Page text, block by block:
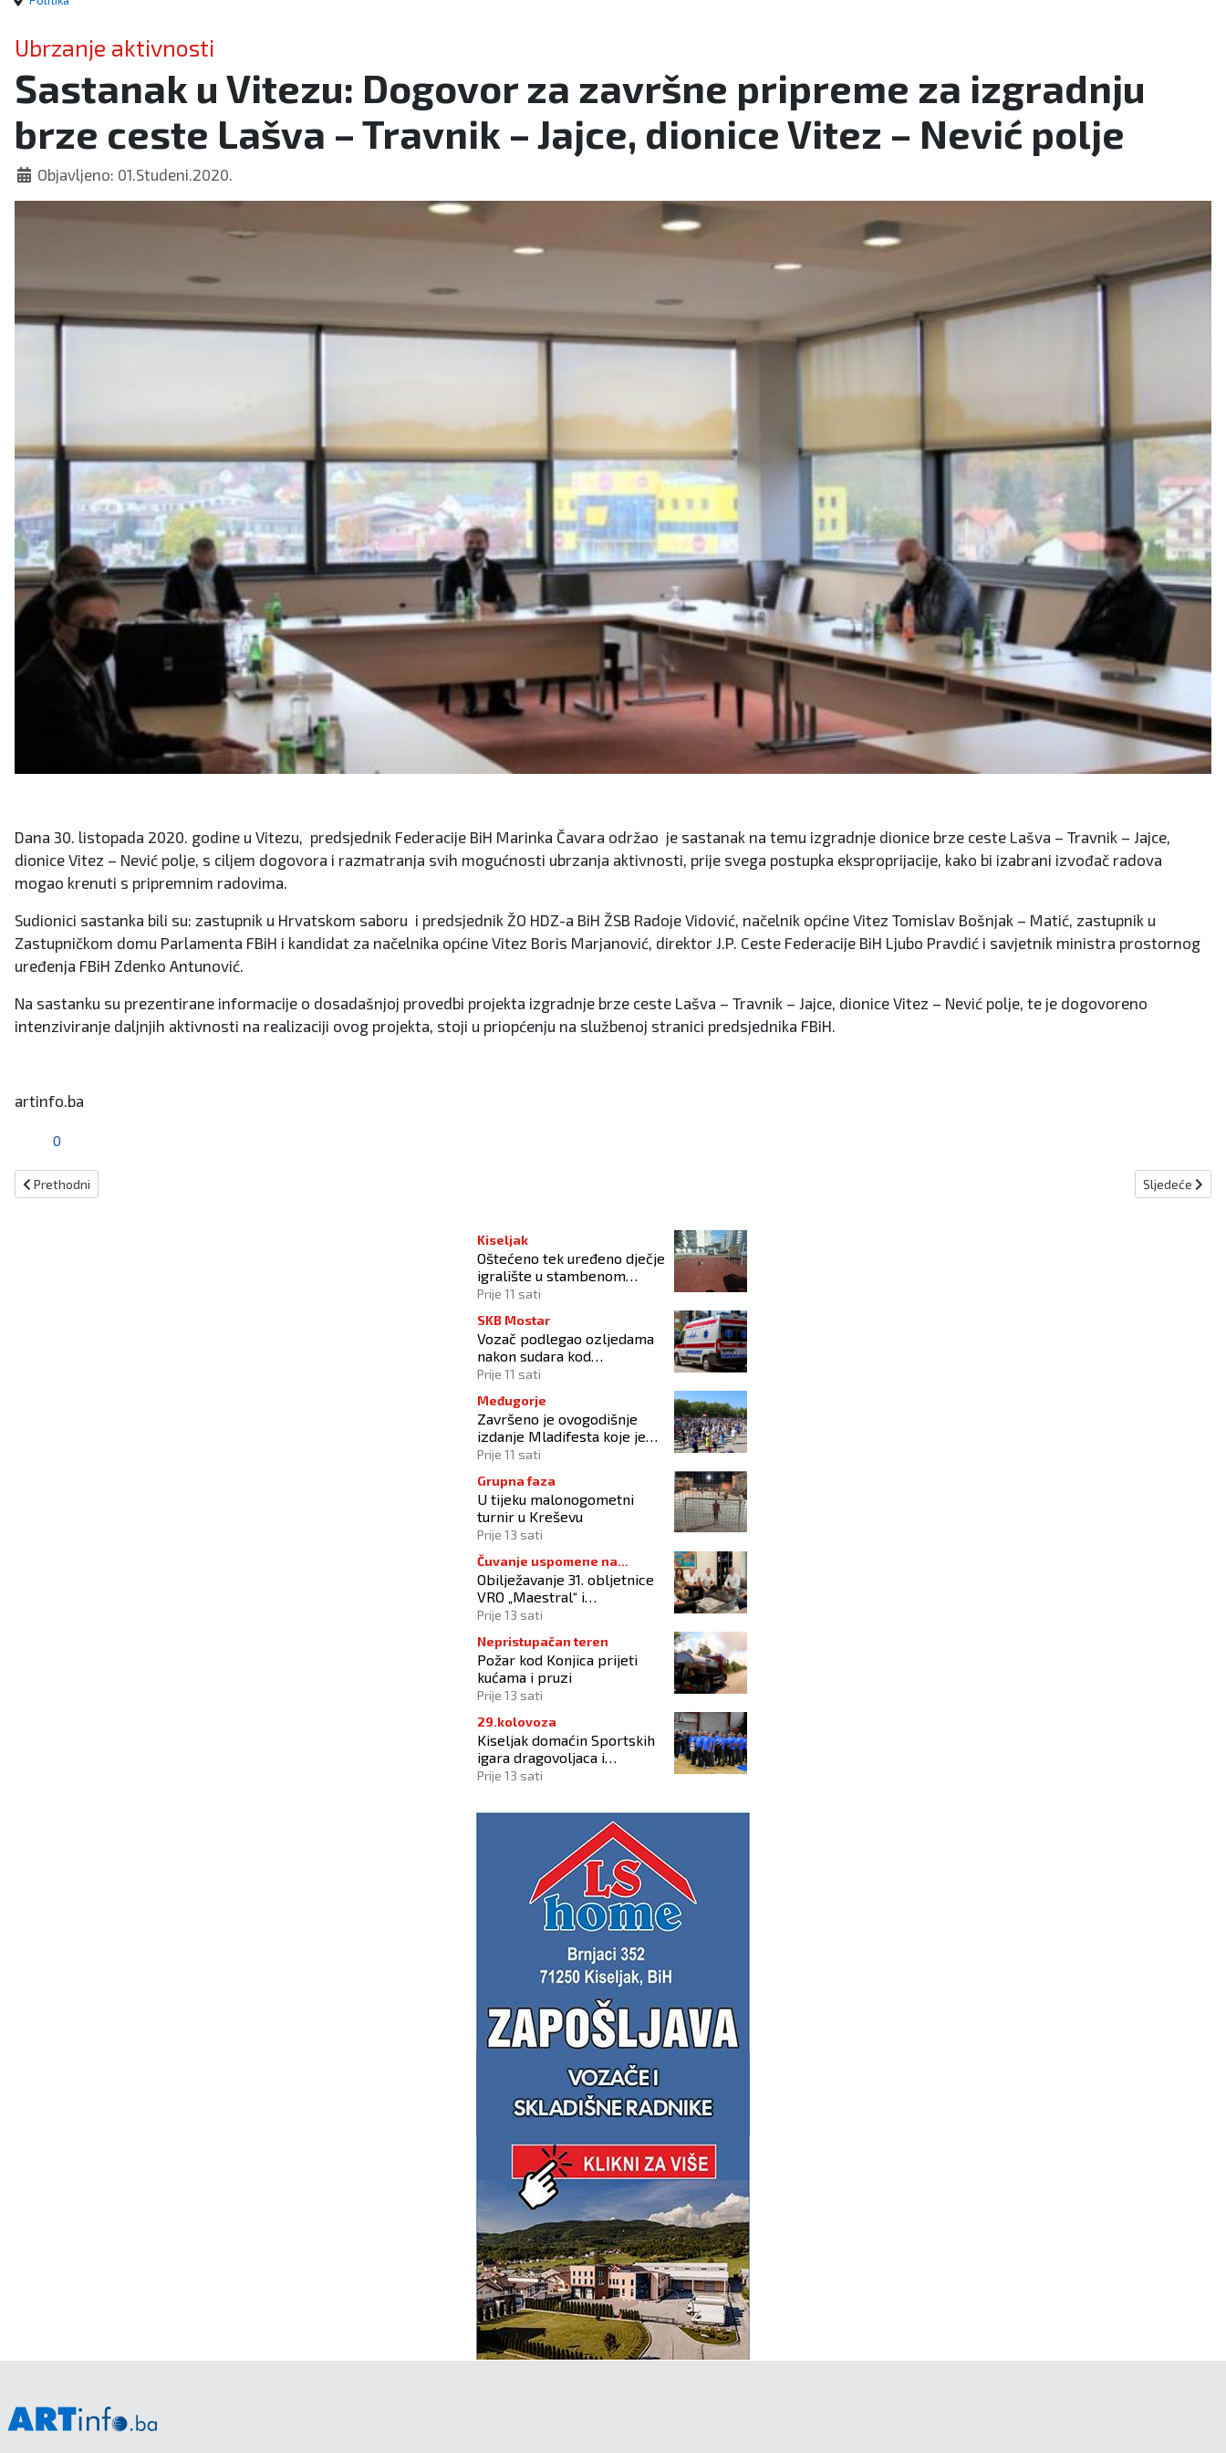
Ubrzanje aktivnosti
Sastanak u Vitezu: Dogovor za završne pripreme za izgradnju
brze ceste Lašva – Travnik – Jajce, dionice Vitez – Nević polje
Objavljeno: 01.Studeni.2020.
Dana 30. listopada 2020. godine u Vitezu, predsjednik Federacije BiH Marinka Čavara održao je sastanak na temu izgradnje dionice brze ceste Lašva – Travnik – Jajce,
dionice Vitez – Nević polje, s ciljem dogovora i razmatranja svih mogućnosti ubrzanja aktivnosti, prije svega postupka eksproprijacije, kako bi izabrani izvođač radova
mogao krenuti s pripremnim radovima.
Sudionici sastanka bili su: zastupnik u Hrvatskom saboru i predsjednik ŽO HDZ-a BiH ŽSB Radoje Vidović, načelnik općine Vitez Tomislav Bošnjak – Matić, zastupnik u
Zastupničkom domu Parlamenta FBiH i kandidat za načelnika općine Vitez Boris Marjanović, direktor J.P. Ceste Federacije BiH Ljubo Pravdić i savjetnik ministra prostornog
uređenja FBiH Zdenko Antunović.
Na sastanku su prezentirane informacije o dosadašnjoj provedbi projekta izgradnje brze ceste Lašva – Travnik – Jajce, dionice Vitez – Nević polje, te je dogovoreno
intenziviranje daljnjih aktivnosti na realizaciji ovog projekta, stoji u priopćenju na službenoj stranici predsjednika FBiH.
artinfo.ba
0
Prethodni članak: KRIŠTO ZA HMS: Događaju se sumnjive radnje SIP-a kojima se želi “oštetiti” hrvatsko glasačko tijelo
Prethodni Sljedeći
Sljedeće
Kiseljak
Oštećeno tek uređeno dječje
igralište u stambenom
naselju
Prije 11 sati
SKB Mostar
Vozač podlegao ozljedama
nakon sudara kod
Tomislavgrada
Prije 11 sati
Međugorje
Završeno je ovogodišnje
izdanje Mladifesta koje je
okupilo mlade iz 73 zemlje
Prije 11 sati
Grupna faza
U tijeku malonogometni
turnir u Kreševu
Prije 13 sati
Čuvanje uspomene na
branitelje
Obilježavanje 31. obljetnice
VRO „Maestral“ i
oslobođenja Jajca uz
Prije 13 sati
Nepristupačan teren
Požar kod Konjica prijeti
kućama i pruzi
Prije 13 sati
29.kolovoza
Kiseljak domaćin Sportskih
igara dragovoljaca i
veterana HVO-a ŽSB i Dana
Prije 13 sati